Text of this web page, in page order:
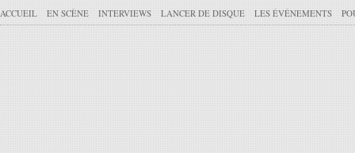
ACCUEIL EN SCÈNE INTERVIEWS LANCER DE DISQUE LES ÉVÉNEMENTS